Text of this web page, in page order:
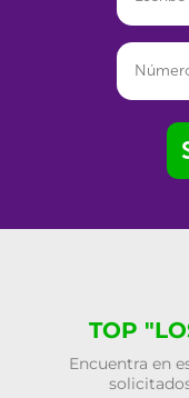
TOP
Encuentra en